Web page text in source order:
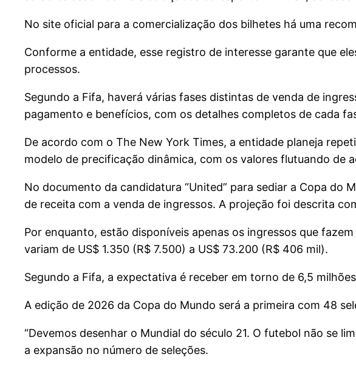
No site oficial para a comercialização dos bilhetes há uma
Conforme a entidade, esse registro de interesse garante que
processos.
Segundo a Fifa, haverá várias fases distintas de venda de
pagamento e benefícios, com os detalhes completos de cada
De acordo com o The New York Times, a entidade planeja
modelo de precificação dinâmica, com os valores flutuando de
No documento da candidatura “United” para sediar a Copa do
de receita com a venda de ingressos. A projeção foi descrita
Por enquanto, estão disponíveis apenas os ingressos que
variam de US$ 1.350 (R$ 7.500) a US$ 73.200 (R$ 406 mil).
Segundo a Fifa, a expectativa é receber em torno de 6,5
A edição de 2026 da Copa do Mundo será a primeira com 48
“Devemos desenhar o Mundial do século 21. O futebol não se
a expansão no número de seleções.